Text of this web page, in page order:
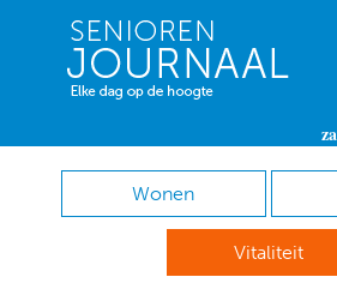
Wonen
Vitaliteit